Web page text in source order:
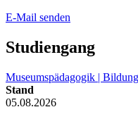
E-Mail senden
Studiengang
Museumspädagogik |
Stand
05.08.2026